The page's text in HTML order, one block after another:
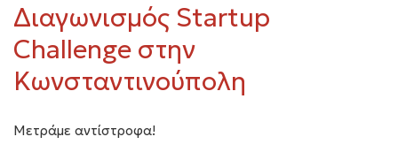
Διαγωνισμός Startup
Challenge στην
Κωνσταντινούπολη
Μετράμε αντίστροφα!